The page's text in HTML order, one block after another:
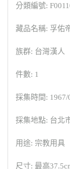
分類編號:
藏品名稱: 孚佑
族群: 台灣漢人
件數: 1
採集時間: 1967/
採集地點: 台北
用途: 宗教用具
尺寸: 最高